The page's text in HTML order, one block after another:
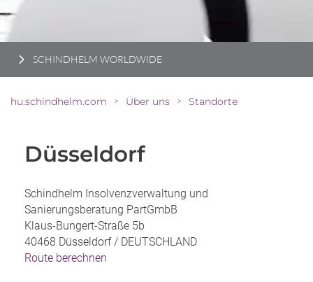
SCHINDHELM WORLDWIDE
hu.schindhelm.com > Über uns > Standorte
Düsseldorf
Schindhelm Insolvenzverwaltung und
Sanierungsberatung PartGmbB
Klaus-Bungert-Straße 5b
40468 Düsseldorf / DEUTSCHLAND
Route berechnen